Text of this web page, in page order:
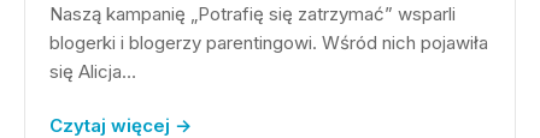
Naszą kampanię „Potrafię się zatrzymać” wsparli
blogerki i blogerzy parentingowi. Wśród nich pojawiła
się Alicja…
Czytaj więcej →